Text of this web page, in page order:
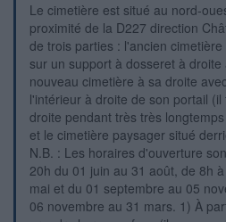
Le cimetière est situé au nord-
proximité de la D227 direction
de trois parties : l'ancien
sur un support à dosseret à
nouveau cimetière à sa droite
l'intérieur à droite de son portail
droite pendant très très
et le cimetière paysager situé
N.B. : Les horaires d'ouverture
20h du 01 juin au 31 août, de 8h
mai et du 01 septembre au 05
06 novembre au 31 mars. 1) À